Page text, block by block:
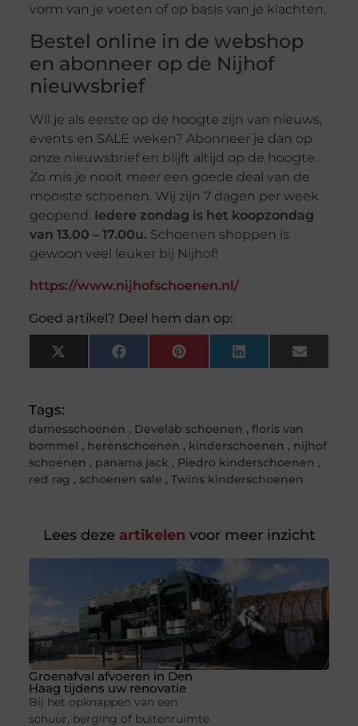
vorm van je voeten of op basis van je klachten.
Bestel online in de webshop
en abonneer op de Nijhof
nieuwsbrief
Wil je als eerste op de hoogte zijn van nieuws,
events en SALE weken? Abonneer je dan op
onze nieuwsbrief en blijft altijd op de hoogte.
Zo mis je nooit meer een goede deal van de
mooiste schoenen. Wij zijn 7 dagen per week
geopend. Iedere zondag is het koopzondag
van 13.00 – 17.00u. Schoenen shoppen is
gewoon veel leuker bij Nijhof!
https://www.nijhofschoenen.nl/
Goed artikel? Deel hem dan op:
X
(Twitter)
FacebookPinterestLinkedInEmail
Tags:
damesschoenen , Develab schoenen , floris van
bommel , herenschoenen , kinderschoenen , nijhof
schoenen , panama jack , Piedro kinderschoenen ,
red rag , schoenen sale , Twins kinderschoenen
Lees deze artikelen voor meer inzicht
Groenafval afvoeren in Den
Haag tijdens uw renovatie
Bij het opknappen van een
schuur, berging of buitenruimte